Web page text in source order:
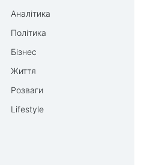
Аналітика
Політика
Бізнес
Життя
Розваги
Lifestyle